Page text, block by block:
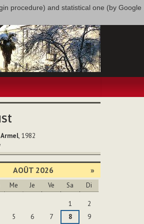
procedure) and statistical one (by Google
Armel, 1982
AOÛT 2026 »
Me Je Ve Sa Di
1
2
5 6 7 8
9